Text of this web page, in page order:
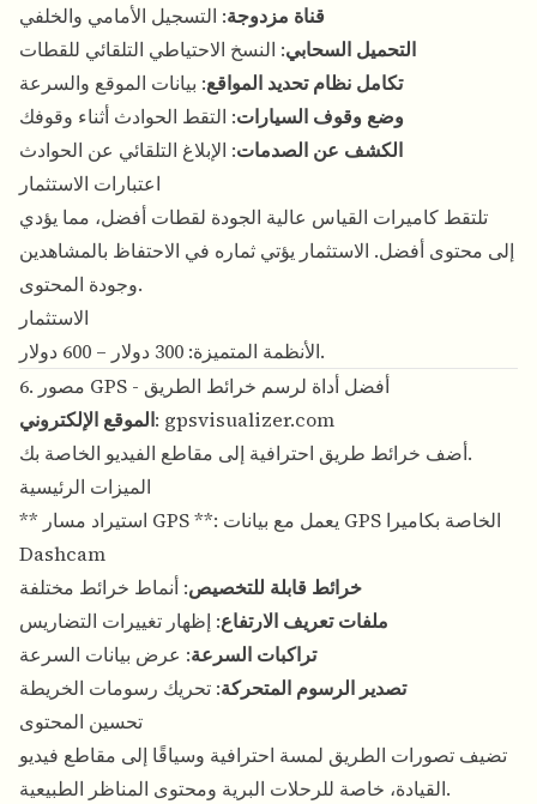
قناة مزدوجة: التسجيل الأمامي والخلفي
التحميل السحابي: النسخ الاحتياطي التلقائي للقطات
تكامل نظام تحديد المواقع: بيانات الموقع والسرعة
وضع وقوف السيارات: التقط الحوادث أثناء وقوفك
الكشف عن الصدمات: الإبلاغ التلقائي عن الحوادث
اعتبارات الاستثمار
تلتقط كاميرات القياس عالية الجودة لقطات أفضل، مما يؤدي
إلى محتوى أفضل. الاستثمار يؤتي ثماره في الاحتفاظ بالمشاهدين
وجودة المحتوى.
الاستثمار
الأنظمة المتميزة: 300 دولار – 600 دولار.
6. مصور GPS - أفضل أداة لرسم خرائط الطريق
الموقع الإلكتروني: gpsvisualizer.com
أضف خرائط طريق احترافية إلى مقاطع الفيديو الخاصة بك.
الميزات الرئيسية
** استيراد مسار GPS **: يعمل مع بيانات GPS الخاصة بكاميرا
Dashcam
خرائط قابلة للتخصيص: أنماط خرائط مختلفة
ملفات تعريف الارتفاع: إظهار تغييرات التضاريس
تراكبات السرعة: عرض بيانات السرعة
تصدير الرسوم المتحركة: تحريك رسومات الخريطة
تحسين المحتوى
تضيف تصورات الطريق لمسة احترافية وسياقًا إلى مقاطع فيديو
القيادة، خاصة للرحلات البرية ومحتوى المناظر الطبيعية.